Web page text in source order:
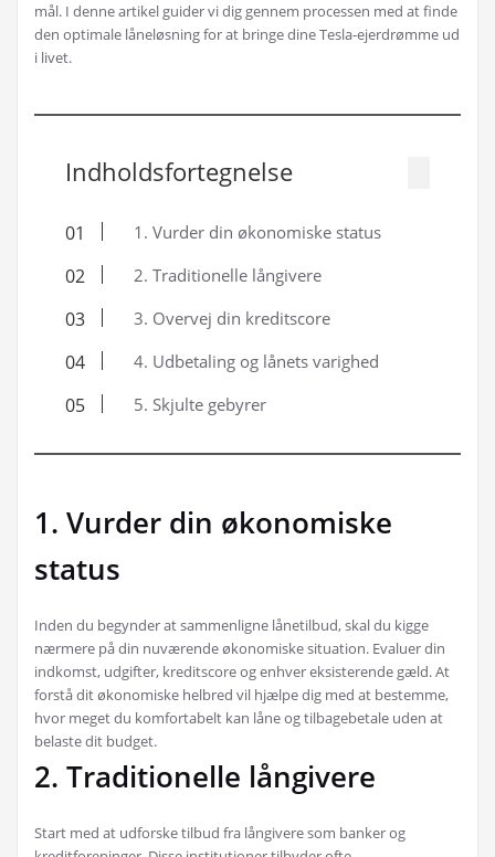
mål. I denne artikel guider vi dig gennem processen med at finde
den optimale låneløsning for at bringe dine Tesla-ejerdrømme ud
i livet.
Indholdsfortegnelse
1. Vurder din økonomiske status
2. Traditionelle långivere
3. Overvej din kreditscore
4. Udbetaling og lånets varighed
5. Skjulte gebyrer
1. Vurder din økonomiske
status
Inden du begynder at sammenligne lånetilbud, skal du kigge
nærmere på din nuværende økonomiske situation. Evaluer din
indkomst, udgifter, kreditscore og enhver eksisterende gæld. At
forstå dit økonomiske helbred vil hjælpe dig med at bestemme,
hvor meget du komfortabelt kan låne og tilbagebetale uden at
belaste dit budget.
2. Traditionelle långivere
Start med at udforske tilbud fra långivere som banker og